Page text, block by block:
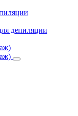
депиляции